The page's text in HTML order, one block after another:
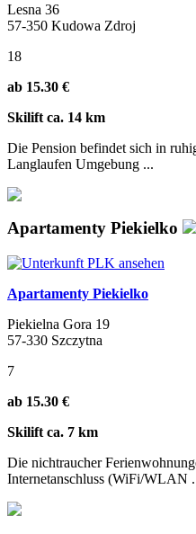
Lesna 36
57-350 Kudowa Zdroj
18
ab 15.30 €
Skilift ca. 14 km
Die Pension befindet sich in
Langlaufen Umgebung ...
Apartamenty Piekielko
Apartamenty Piekielko
Piekielna Gora 19
57-330 Szczytna
7
ab 15.30 €
Skilift ca. 7 km
Die nichtraucher
Internetanschluss (WiFi/WLAN